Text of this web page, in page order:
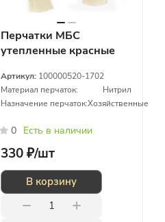
Перчатки МБС
утепленные красные
Артикул: 100000520-1702
Материал перчаток:
Нитрил
Назначение перчаток:Хозяйственные
0 Есть в наличии
330 ₽/шт
В корзину